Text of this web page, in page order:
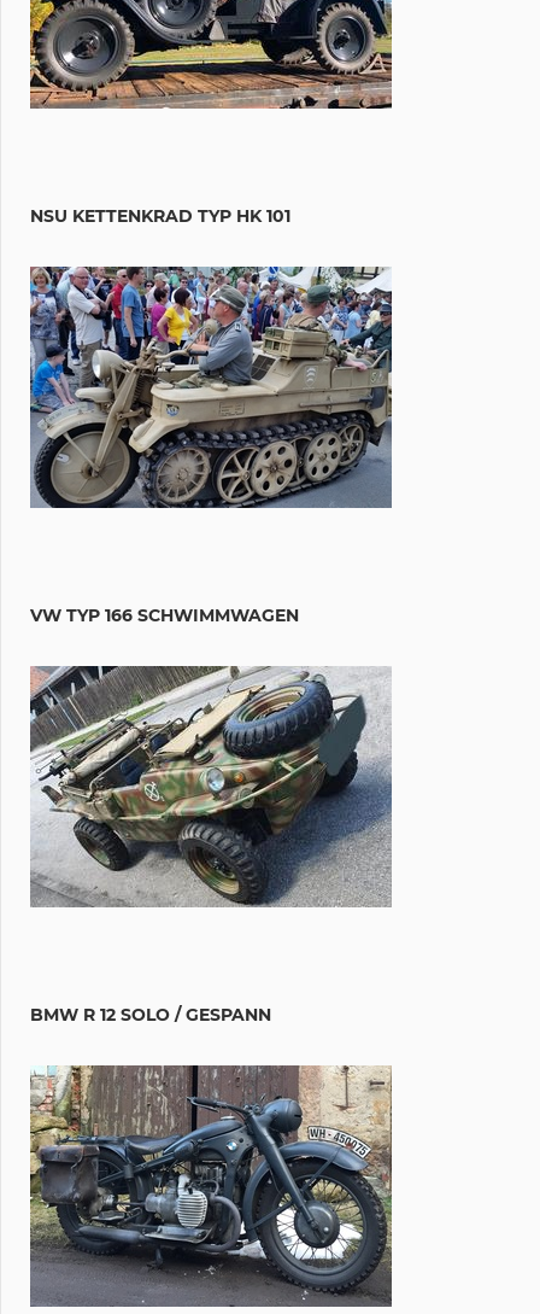
NSU KETTENKRAD TYP HK 101
VW TYP 166 SCHWIMMWAGEN
BMW R 12 SOLO / GESPANN